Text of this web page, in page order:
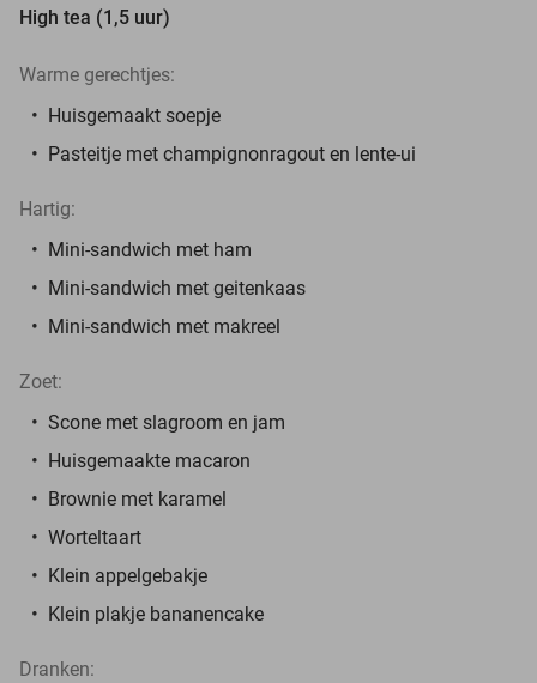
High tea (1,5 uur)
Warme gerechtjes:
Huisgemaakt soepje
Pasteitje met champignonragout en lente-ui
Hartig:
Mini-sandwich met ham
Mini-sandwich met geitenkaas
Mini-sandwich met makreel
Zoet:
Scone met slagroom en jam
Huisgemaakte macaron
Brownie met karamel
Worteltaart
Klein appelgebakje
Klein plakje bananencake
Dranken: